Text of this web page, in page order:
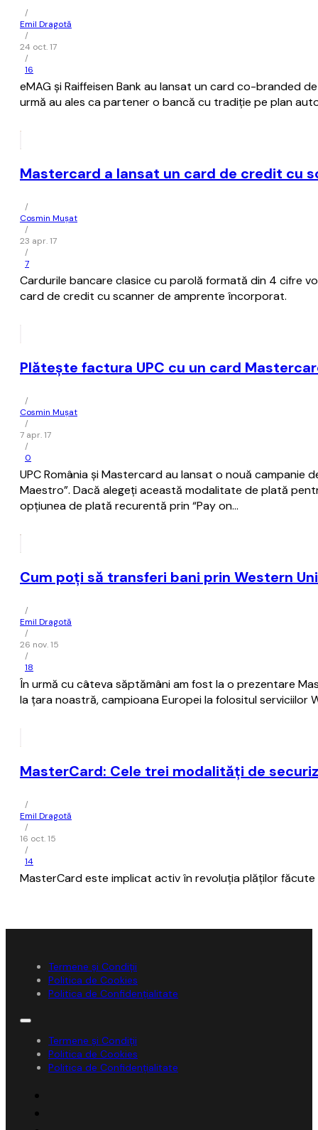
/
Emil Dragotă
/
24 oct. 17
/
16
eMAG și Raiffeisen Bank au lansat un card co-branded
urmă au ales ca partener o bancă cu tradiție pe plan
Mastercard a lansat un card de credit cu
/
Cosmin Mușat
/
23 apr. 17
/
7
Cardurile bancare clasice cu parolă formată din 4 cifre
card de credit cu scanner de amprente încorporat.
Plăteşte factura UPC cu un card
/
Cosmin Mușat
/
7 apr. 17
/
0
UPC România şi Mastercard au lansat o nouă
Maestro”. Dacă alegeţi această modalitate de plată
opţiunea de plată recurentă prin “Pay on…
Cum poți să transferi bani prin Western
/
Emil Dragotă
/
26 nov. 15
/
18
În urmă cu câteva săptămâni am fost la o prezentare
la țara noastră, campioana Europei la folositul
MasterCard: Cele trei modalități de
/
Emil Dragotă
/
16 oct. 15
/
14
MasterCard este implicat activ în revoluția plăților
Termene și Condiții
Politica de Cookies
Politica de Confidențialitate
Termene și Condiții
Politica de Cookies
Politica de Confidențialitate